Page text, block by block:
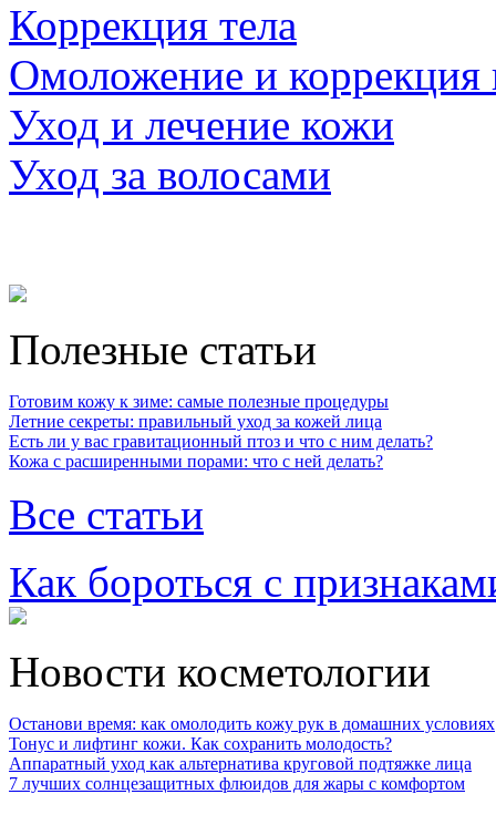
Коррекция тела
Омоложение и коррекция
Уход и лечение кожи
Уход за волосами
Полезные статьи
Готовим кожу к зиме: самые полезные процедуры
Летние секреты: правильный уход за кожей лица
Есть ли у вас гравитационный птоз и что с ним делать?
Кожа с расширенными порами: что с ней делать?
Все статьи
Как бороться с
Новости косметологии
Останови время: как омолодить кожу рук в домашних условиях
Тонус и лифтинг кожи. Как сохранить молодость?
Аппаратный уход как альтернатива круговой подтяжке лица
7 лучших солнцезащитных флюидов для жары с комфортом